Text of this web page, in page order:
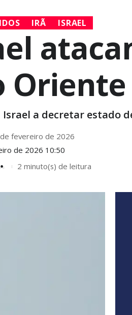
IRÃ ISRAEL
a decretar estado
de 2026 10:50
fevereiro de 2026
2 minuto(s) de leitura